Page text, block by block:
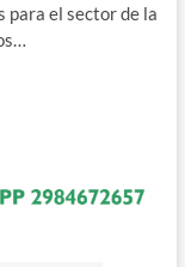
para el sector de la